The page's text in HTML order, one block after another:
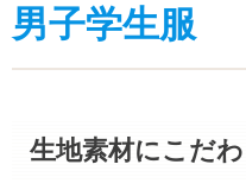
男子学生服
生地素材にこだ